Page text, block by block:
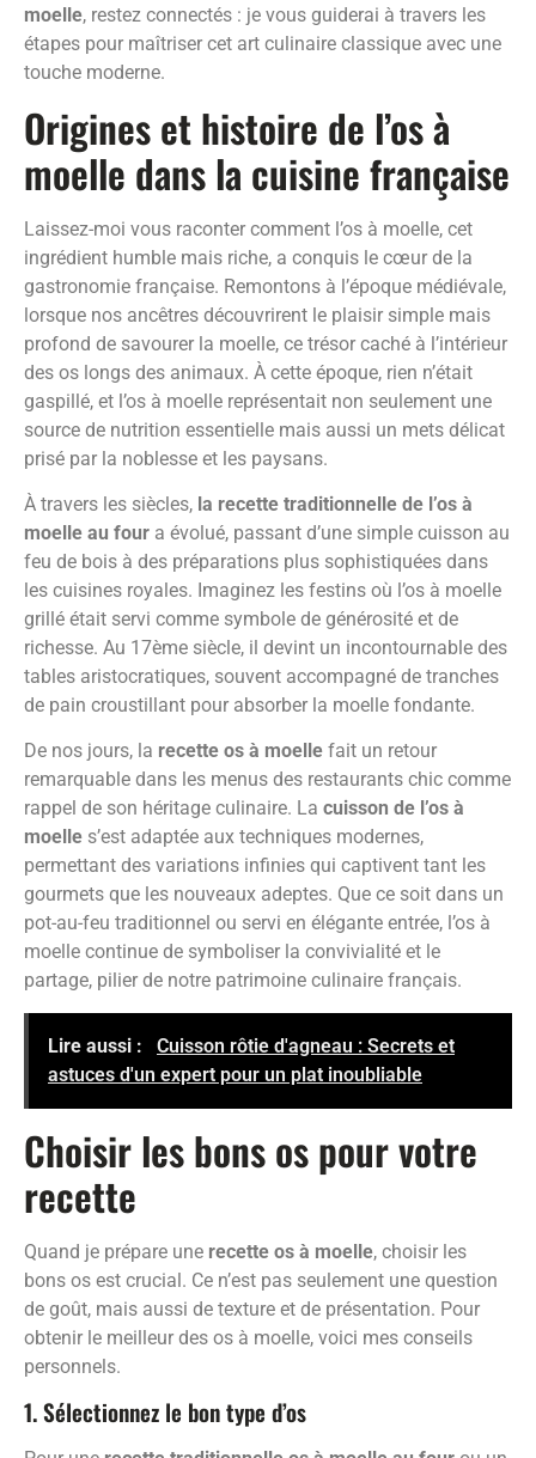
moelle, restez connectés : je vous guiderai à travers les
étapes pour maîtriser cet art culinaire classique avec une
touche moderne.
Origines et histoire de l’os à
moelle dans la cuisine française
Laissez-moi vous raconter comment l’os à moelle, cet
ingrédient humble mais riche, a conquis le cœur de la
gastronomie française. Remontons à l’époque médiévale,
lorsque nos ancêtres découvrirent le plaisir simple mais
profond de savourer la moelle, ce trésor caché à l’intérieur
des os longs des animaux. À cette époque, rien n’était
gaspillé, et l’os à moelle représentait non seulement une
source de nutrition essentielle mais aussi un mets délicat
prisé par la noblesse et les paysans.
À travers les siècles, la recette traditionnelle de l’os à
moelle au four a évolué, passant d’une simple cuisson au
feu de bois à des préparations plus sophistiquées dans
les cuisines royales. Imaginez les festins où l’os à moelle
grillé était servi comme symbole de générosité et de
richesse. Au 17ème siècle, il devint un incontournable des
tables aristocratiques, souvent accompagné de tranches
de pain croustillant pour absorber la moelle fondante.
De nos jours, la recette os à moelle fait un retour
remarquable dans les menus des restaurants chic comme
rappel de son héritage culinaire. La cuisson de l’os à
moelle s’est adaptée aux techniques modernes,
permettant des variations infinies qui captivent tant les
gourmets que les nouveaux adeptes. Que ce soit dans un
pot-au-feu traditionnel ou servi en élégante entrée, l’os à
moelle continue de symboliser la convivialité et le
partage, pilier de notre patrimoine culinaire français.
Lire aussi :
Cuisson rôtie d'agneau : Secrets et
astuces d'un expert pour un plat inoubliable
Choisir les bons os pour votre
recette
Quand je prépare une recette os à moelle, choisir les
bons os est crucial. Ce n’est pas seulement une question
de goût, mais aussi de texture et de présentation. Pour
obtenir le meilleur des os à moelle, voici mes conseils
personnels.
1. Sélectionnez le bon type d’os